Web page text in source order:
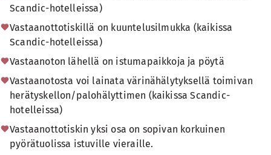
Scandic-hotelleissa)
Vastaanottotiskillä on kuuntelusilmukka (kaikissa
Scandic-hotelleissa)
Vastaanoton lähellä on istumapaikkoja ja pöytä
Vastaanotosta voi lainata värinähälytyksellä toimivan
herätyskellon/palohälyttimen (kaikissa Scandic-
hotelleissa)
Vastaanottotiskin yksi osa on sopivan korkuinen
pyörätuolissa istuville vieraille.